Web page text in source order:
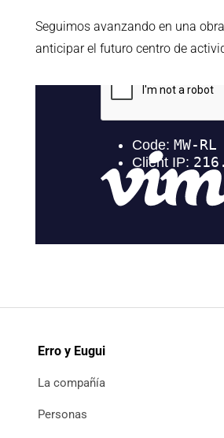
Seguimos avanzando en una
anticipar el futuro centro de
Erro y Eugui
La compañía
Personas